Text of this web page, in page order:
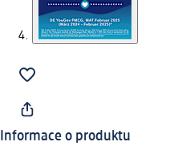
Informace o produktu